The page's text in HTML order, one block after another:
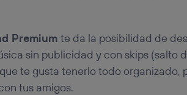
Premiumte da la posibilidad de
sin publicidad y con skips (salto
te gusta tenerlo todo organizado,
tus amigos.